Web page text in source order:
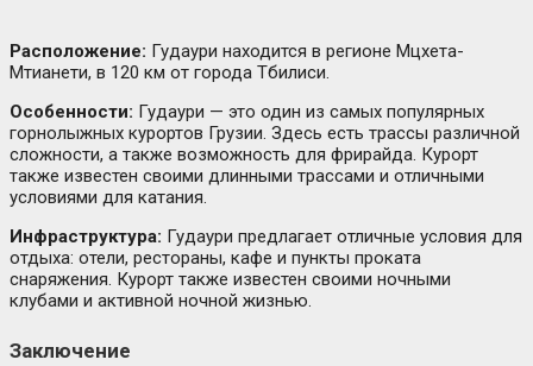
Расположение: Гудаури находится в регионе Мцхета-
Мтианети, в 120 км от города Тбилиси.
Особенности: Гудаури — это один из самых популярных
горнолыжных курортов Грузии. Здесь есть трассы различной
сложности, а также возможность для фрирайда. Курорт
также известен своими длинными трассами и отличными
условиями для катания.
Инфраструктура: Гудаури предлагает отличные условия для
отдыха: отели, рестораны, кафе и пункты проката
снаряжения. Курорт также известен своими ночными
клубами и активной ночной жизнью.
Заключение